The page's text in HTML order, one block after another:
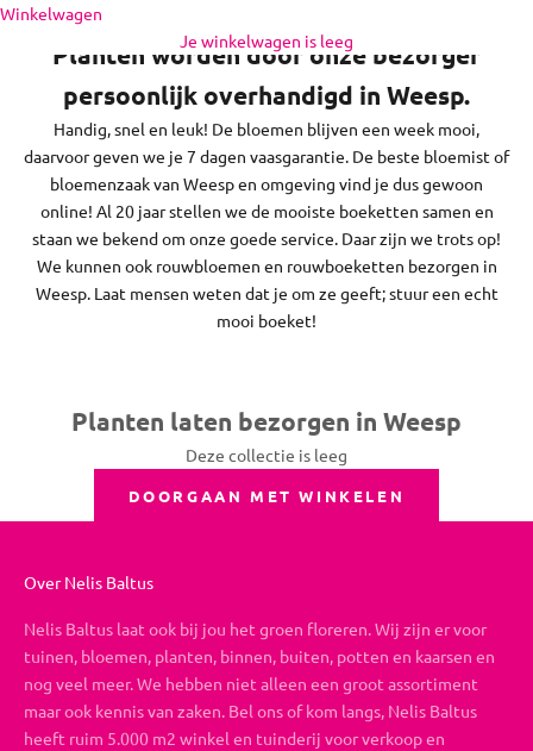
Naar inhoud
Winkelwagen
Je winkelwagen is leeg
Planten worden door onze bezorger
persoonlijk overhandigd in Weesp.
Handig, snel en leuk! De bloemen blijven een week mooi,
daarvoor geven we je 7 dagen vaasgarantie. De beste bloemist of
bloemenzaak van Weesp en omgeving vind je dus gewoon
online! Al 20 jaar stellen we de mooiste boeketten samen en
staan we bekend om onze goede service. Daar zijn we trots op!
We kunnen ook rouwbloemen en rouwboeketten bezorgen in
Weesp. Laat mensen weten dat je om ze geeft; stuur een echt
mooi boeket!
Planten laten bezorgen in Weesp
Deze collectie is leeg
DOORGAAN MET WINKELEN
Over Nelis Baltus
Nelis Baltus laat ook bij jou het groen floreren. Wij zijn er voor
tuinen, bloemen, planten, binnen, buiten, potten en kaarsen en
nog veel meer. We hebben niet alleen een groot assortiment
maar ook kennis van zaken. Bel ons of kom langs, Nelis Baltus
heeft ruim 5.000 m2 winkel en tuinderij voor verkoop en